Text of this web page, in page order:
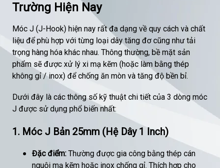
Trường Hiện Nay
Móc J (J-Hook) hiện nay rất đa dạng về quy cách và chất
liệu để phù hợp với từng loại dây tăng đơ cũng như tải
trọng hàng hóa khác nhau. Thông thường, bề mặt sản
phẩm sẽ được xử lý xi mạ kẽm (hoặc làm bằng thép
không gỉ / inox) để chống ăn mòn và tăng độ bền bỉ.
Dưới đây là các thông số kỹ thuật chi tiết của 3 dòng móc
J được sử dụng phổ biến nhất:
1. Móc J Bản 25mm (Hệ Dây 1 Inch)
Đặc điểm: Thường được gia công bằng thép cán
nguội mạ kẽm hoặc inox chống gỉ. Thích hợp cho